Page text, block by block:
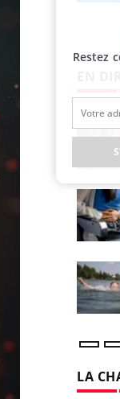
GLP-1
aussi les os
t-elle
LA
Restez